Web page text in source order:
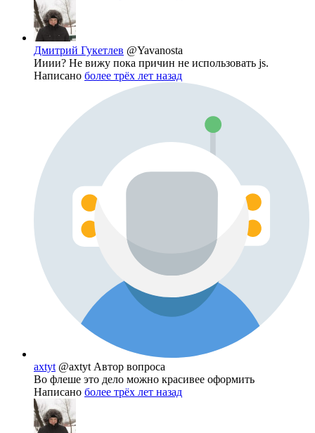
Дмитрий Гукетлев @Yavanosta
Ииии? Не вижу пока причин не использовать js.
Написано более трёх лет назад
axtyt @axtyt Автор вопроса
Во флеше это дело можно красивее оформить
Написано более трёх лет назад